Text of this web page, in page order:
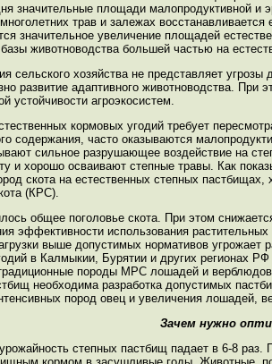
значительные площади малопродуктивной и
трав и залежах
значительное увеличение площадей
животноводства большей частью на
сельского хозяйства не представляет
развитие адаптивного животноводства.
устойчивости агроэкосистем.
кормовых угодий требует
содержания, часто оказываются
сильное разрушающее воздействие на
и хорошо осваивают степные травы. Как
скота на естественных степных
(КРС).
общее поголовье скота. При этом
эффективности использования растительных
выше допустимых нормативов
в Калмыкии, Бурятии и других регионах
породы МРС лошадей и верблюдов
необходима разработка допустимых
пород овец и увеличения лошадей,
Зачем нужно
степных пастбищ падает в 6-8